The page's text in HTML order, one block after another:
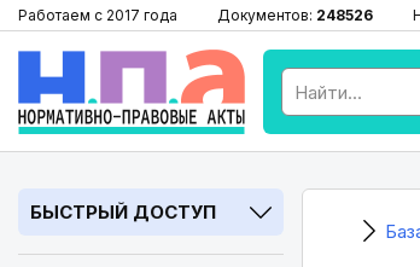
Работаем с 2017 года Документов: 248526
БЫСТРЫЙ ДОСТУП